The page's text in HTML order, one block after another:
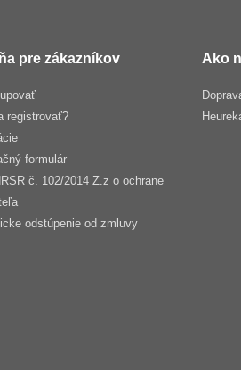
pre zákazníkov
registrovať?
formulár
č. 102/2014 Z.z o ochrane
odstúpenie od zmluvy
Ako